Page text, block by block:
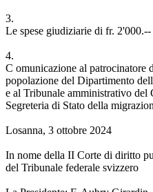
3.
Le spese giudiziarie di fr.
4.
C omunicazione al patrocinatore
popolazione del Dipartimento
e al Tribunale amministrativo del
Segreteria di Stato della
Losanna, 3 ottobre 2024
In nome della II Corte di diritto
del Tribunale federale svizzero